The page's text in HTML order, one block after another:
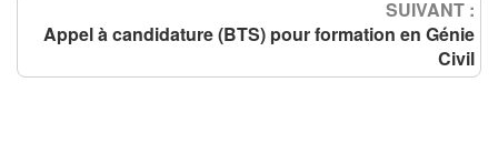
SUIVANT :
Appel à candidature (BTS) pour formation en Génie
Civil